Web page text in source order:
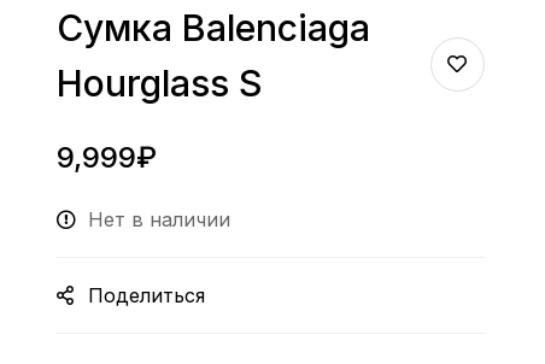
Сумка Balenciaga
Hourglass S
9,999₽
Нет в наличии
Поделиться